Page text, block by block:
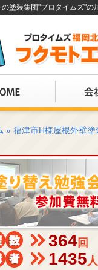
塗装集団"プロタイムズ"の
» 福津市H様屋根外壁塗
364回
1435人